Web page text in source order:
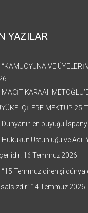
YAZILAR
“KAMUOYUNA VE
MACİT
MEKTUP 25
Dünyanın en büyüğü
Hukukun Üstünlüğü ve Adil
16 Temmuz 2026
“15 Temmuz direnişi dünya
14 Temmuz 2026